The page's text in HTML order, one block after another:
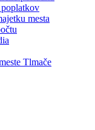
mesta
Tlmače